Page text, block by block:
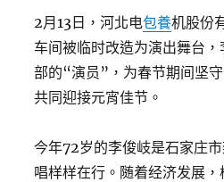
2月13日，河北电包養机股份
车间被临时改造为演出舞台
部的“演员”，为春节期间坚
共同迎接元宵佳节。
今年72岁的李俊岐是石家庄
唱样样在行。随着经济发展